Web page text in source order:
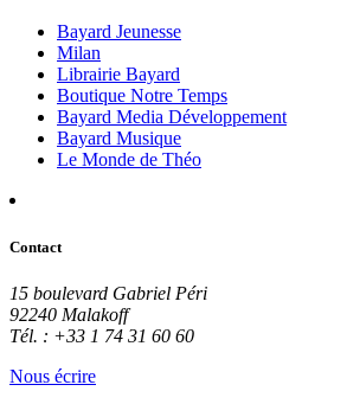
Bayard Jeunesse
Milan
Librairie Bayard
Boutique Notre Temps
Bayard Media Développement
Bayard Musique
Le Monde de Théo
Contact
15 boulevard Gabriel Péri
92240 Malakoff
Tél. : +33 1 74 31 60 60
Nous écrire